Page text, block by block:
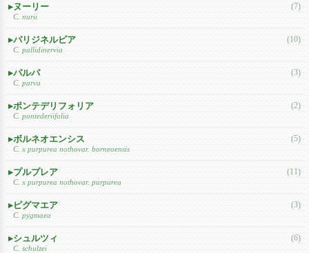
ヌーリー
C. nurii
(7)
パリジネルビア
C. pallidinervia
(10)
パルバ
C. parva
(3)
ポンテデリフォリア
C. pontederiifolia
(2)
ボルネオエンシス
C. x purpurea nothovar. borneoensis
(5)
プルプレア
C. x purpurea nothovar. purpurea
(11)
ピグマエア
C. pygmaea
(3)
シュルツィ
C. schulzei
(6)